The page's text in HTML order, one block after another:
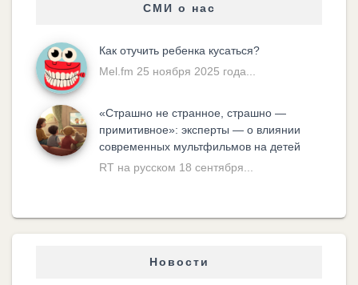
СМИ о нас
Как отучить ребенка кусаться?
Mel.fm 25 ноября 2025 года...
«Cтрашно не странное, страшно —
примитивное»: эксперты — о влиянии
современных мультфильмов на детей
RT на русском 18 сентября...
Новости